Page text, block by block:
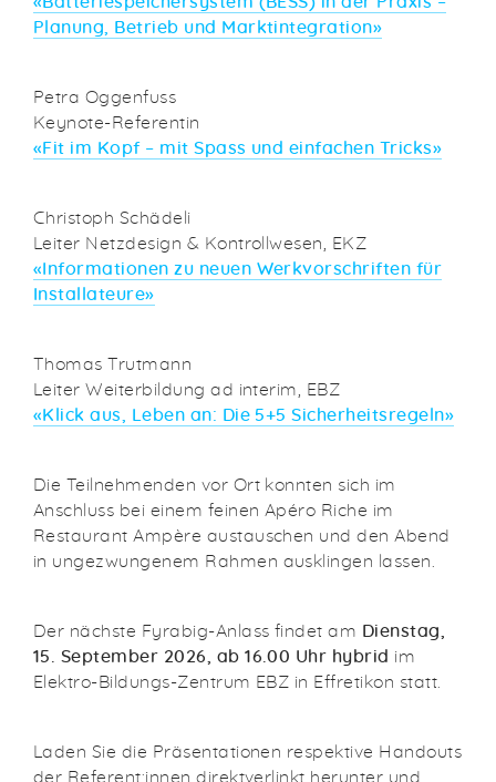
Planung, Betrieb und Marktintegration»
Petra Oggenfuss
Keynote-Referentin
«Fit im Kopf – mit Spass und einfachen Tricks»
Christoph Schädeli
Leiter Netzdesign & Kontrollwesen, EKZ
«Informationen zu neuen Werkvorschriften für
Installateure»
Thomas Trutmann
Leiter Weiterbildung ad interim, EBZ
«Klick aus, Leben an: Die 5+5 Sicherheitsregeln»
Die Teilnehmenden vor Ort konnten sich im
Anschluss bei einem feinen Apéro Riche im
Restaurant Ampère austauschen und den Abend
in ungezwungenem Rahmen ausklingen lassen.
Der nächste Fyrabig-Anlass findet am Dienstag,
15. September 2026, ab 16.00 Uhr hybrid im
Elektro-Bildungs-Zentrum EBZ in Effretikon statt.
Laden Sie die Präsentationen respektive Handouts
der Referent:innen direktverlinkt herunter und